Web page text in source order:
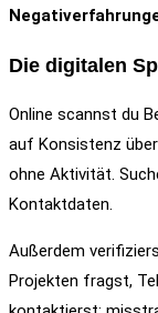
Die digitalen
Online scannst du
auf Konsistenz
ohne Aktivität.
Kontaktdaten.
Außerdem
Projekten fragst,